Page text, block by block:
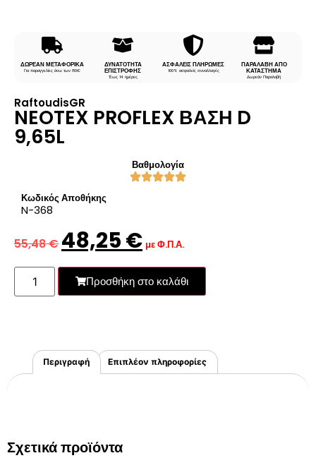
ΔΩΡΕΑΝ ΜΕΤΑΦΟΡΙΚΑ
Για παραγγελίες άνω των 80€
ΔΥΝΑΤΟΤΗΤΑ
ΕΠΙΣΤΡΟΦΗΣ
Έως 14 ημέρες
ΑΣΦΑΛΕΙΣ ΠΛΗΡΩΜΕΣ
100% ασφαλείς συναλλαγές
ΠΑΡΑΛΑΒΗ ΑΠΟ
ΚΑΤΑΣΤΗΜΑ
Δωρεάν Παραλαβή
RaftoudisGR
NEOTEX PROFLEX ΒΑΣΗ D
9,65L
Βαθμολογία
Κωδικός Αποθήκης
N-368
55,48€ 48,25€ με Φ.Π.Α.
Προσθήκη στο καλάθι
Περιγραφή Επιπλέον πληροφορίες
Σχετικά προϊόντα